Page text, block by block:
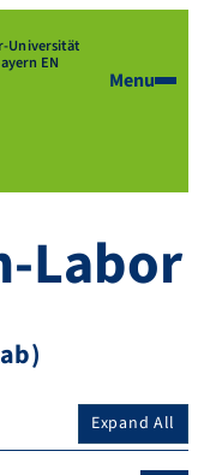
Universität
EN
Menu
Labor
Expand All